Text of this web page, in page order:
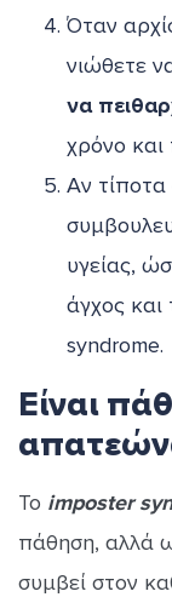
Όταν
νιώθετε
να
χρόνο
Αν
υγείας,
άγχος
syndrome.
Είναι
Το imposter
πάθηση, αλλά
συμβεί στον